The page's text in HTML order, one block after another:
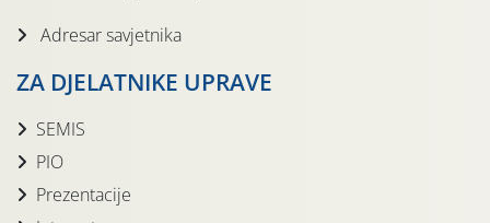
Adresar savjetnika
ZA DJELATNIKE UPRAVE
SEMIS
PIO
Prezentacije